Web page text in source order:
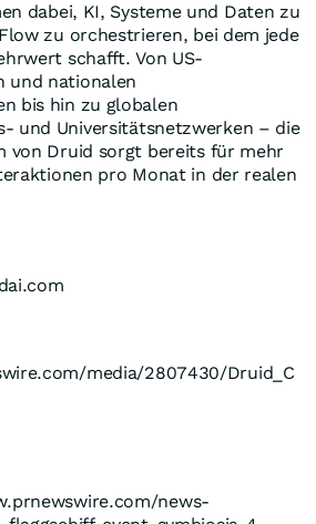
dabei, KI, Systeme und Daten zu
zu orchestrieren, bei dem jede
schafft. Von US-
und nationalen
bis hin zu globalen
und Universitätsnetzwerken – die
von Druid sorgt bereits für mehr
pro Monat in der realen
media/2807430/Druid_C
news-